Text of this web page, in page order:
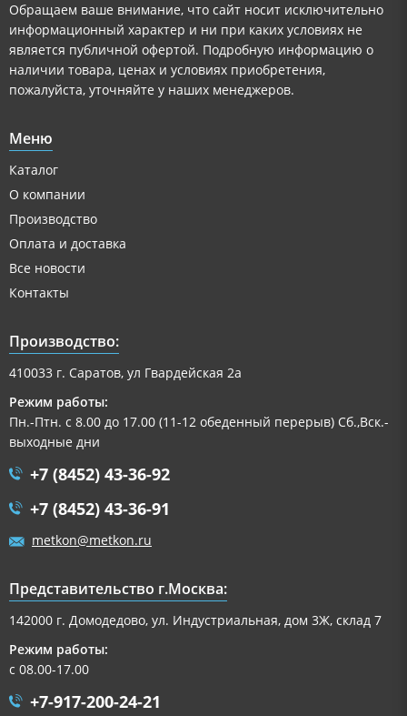
Обращаем ваше внимание, что сайт носит исключительно
информационный характер и ни при каких условиях не
является публичной офертой. Подробную информацию о
наличии товара, ценах и условиях приобретения,
пожалуйста, уточняйте у наших менеджеров.
Меню
Каталог
О компании
Производство
Оплата и доставка
Все новости
Контакты
Производство:
410033 г. Саратов, ул Гвардейская 2а
Режим работы:
Пн.-Птн. с 8.00 до 17.00 (11-12 обеденный перерыв) Сб.,Вск.-
выходные дни
+7 (8452) 43-36-92
+7 (8452) 43-36-91
metkon@metkon.ru
Представительство г.Москва:
142000 г. Домодедово, ул. Индустриальная, дом 3Ж, склад 7
Режим работы:
с 08.00-17.00
+7-917-200-24-21